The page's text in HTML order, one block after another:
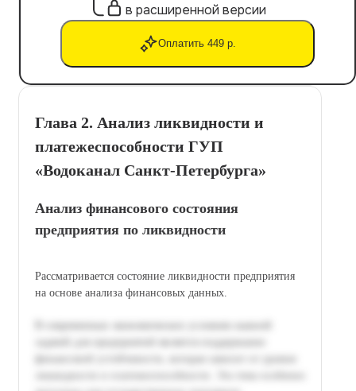
в расширенной версии
Оплатить 449 р.
Глава 2. Анализ ликвидности и
платежеспособности ГУП
«Водоканал Санкт-Петербурга»
Анализ финансового состояния
предприятия по ликвидности
Рассматривается состояние ликвидности предприятия
на основе анализа финансовых данных.